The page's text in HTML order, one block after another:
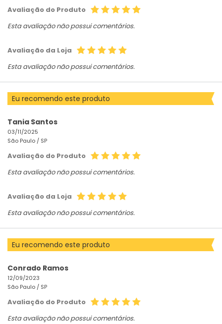
Avaliação do Produto
Esta avaliação não possui comentários.
Avaliação da Loja
Esta avaliação não possui comentários.
Eu recomendo este produto
Tania Santos
03/11/2025
São Paulo / SP
Avaliação do Produto
Esta avaliação não possui comentários.
Avaliação da Loja
Esta avaliação não possui comentários.
Eu recomendo este produto
Conrado Ramos
12/09/2023
São Paulo / SP
Avaliação do Produto
Esta avaliação não possui comentários.